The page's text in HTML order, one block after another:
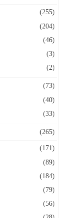
(255)
(204)
(46)
(3)
(2)
(73)
(40)
(33)
(265)
(171)
(89)
(184)
(79)
(56)